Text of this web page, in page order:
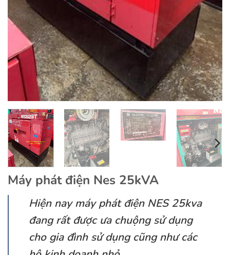
Máy phát điện Nes 25kVA
Hiện nay máy phát điện NES 25kva
đang rất được ưa chuộng sử dụng
cho gia đình sử dụng cũng như các